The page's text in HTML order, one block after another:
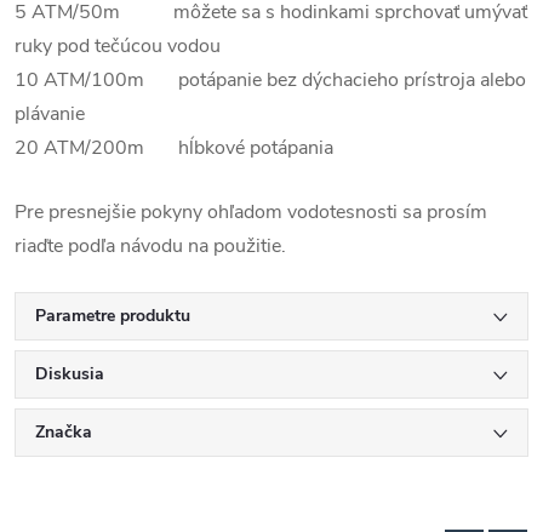
5 ATM/50m môžete sa s hodinkami sprchovať umývať
ruky pod tečúcou vodou
10 ATM/100m potápanie bez dýchacieho prístroja alebo
plávanie
20 ATM/200m hĺbkové potápania
Pre presnejšie pokyny ohľadom vodotesnosti sa prosím
riaďte podľa návodu na použitie.
Parametre produktu
Diskusia
Značka